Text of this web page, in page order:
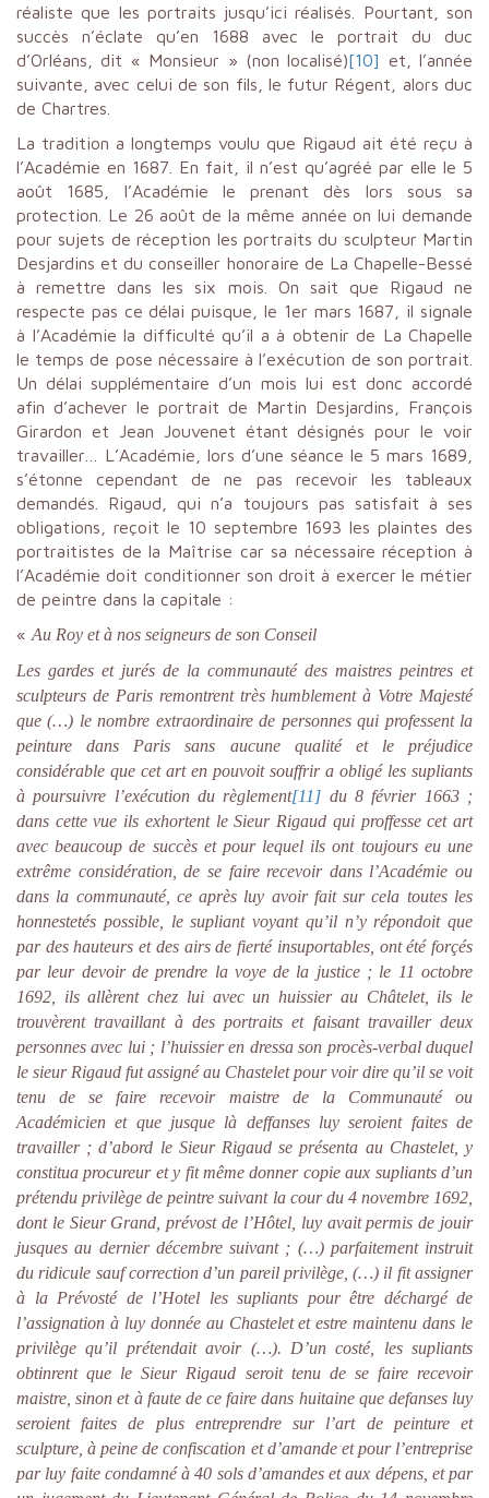
réaliste que les portraits jusqu’ici réalisés. Pourtant, son
succès n’éclate qu’en 1688 avec le portrait du duc
d’Orléans, dit « Monsieur » (non localisé)[10]
et, l’année
suivante, avec celui de son fils, le futur Régent, alors duc
de Chartres.
La tradition a longtemps voulu que Rigaud ait été reçu à
l’Académie en 1687. En fait, il n’est qu’agréé par elle le 5
août 1685, l’Académie le prenant dès lors sous sa
protection. Le 26 août de la même année on lui demande
pour sujets de réception les portraits du sculpteur Martin
Desjardins et du conseiller honoraire de La Chapelle-Bessé
à remettre dans les six mois. On sait que Rigaud ne
respecte pas ce délai puisque, le 1er mars 1687, il signale
à l’Académie la difficulté qu’il a à obtenir de La Chapelle
le temps de pose nécessaire à l’exécution de son portrait.
Un délai supplémentaire d’un mois lui est donc accordé
afin d’achever le portrait de Martin Desjardins, François
Girardon et Jean Jouvenet étant désignés pour le voir
travailler… L’Académie, lors d’une séance le 5 mars 1689,
s’étonne cependant de ne pas recevoir les tableaux
demandés. Rigaud, qui n’a toujours pas satisfait à ses
obligations, reçoit le 10 septembre 1693 les plaintes des
portraitistes de la Maîtrise car sa nécessaire réception à
l’Académie doit conditionner son droit à exercer le métier
de peintre dans la capitale :
« Au Roy et à nos seigneurs de son Conseil
Les gardes et jurés de la communauté des maistres peintres et
sculpteurs de Paris remontrent très humblement à Votre Majesté
que (…) le nombre extraordinaire de personnes qui professent la
peinture dans Paris sans aucune qualité et le préjudice
considérable que cet art en pouvoit souffrir a obligé les supliants
à poursuivre l’exécution du règlement[11] du 8 février 1663 ;
dans cette vue ils exhortent le Sieur Rigaud qui proffesse cet art
avec beaucoup de succès et pour lequel ils ont toujours eu une
extrême considération, de se faire recevoir dans l’Académie ou
dans la communauté, ce après luy avoir fait sur cela toutes les
honnestetés possible, le supliant voyant qu’il n’y répondoit que
par des hauteurs et des airs de fierté insuportables, ont été forçés
par leur devoir de prendre la voye de la justice ; le 11 octobre
1692, ils allèrent chez lui avec un huissier au Châtelet, ils le
trouvèrent travaillant à des portraits et faisant travailler deux
personnes avec lui ; l’huissier en dressa son procès-verbal duquel
le sieur Rigaud fut assigné au Chastelet pour voir dire qu’il se voit
tenu de se faire recevoir maistre de la Communauté ou
Académicien et que jusque là deffanses luy seroient faites de
travailler ; d’abord le Sieur Rigaud se présenta au Chastelet, y
constitua procureur et y fit même donner copie aux supliants d’un
prétendu privilège de peintre suivant la cour du 4 novembre 1692,
dont le Sieur Grand, prévost de l’Hôtel, luy avait permis de jouir
jusques au dernier décembre suivant ; (…) parfaitement instruit
du ridicule sauf correction d’un pareil privilège, (…) il fit assigner
à la Prévosté de l’Hotel les supliants pour être déchargé de
l’assignation à luy donnée au Chastelet et estre maintenu dans le
privilège qu’il prétendait avoir (…). D’un costé, les supliants
obtinrent que le Sieur Rigaud seroit tenu de se faire recevoir
maistre, sinon et à faute de ce faire dans huitaine que defanses luy
seroient faites de plus entreprendre sur l’art de peinture et
sculpture, à peine de confiscation et d’amande et pour l’entreprise
par luy faite condamné à 40 sols d’amandes et aux dépens, et par